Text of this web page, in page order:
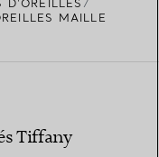
D’OREILLES
MAILLE
Tiffany